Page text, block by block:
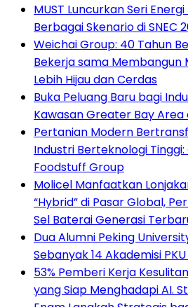
MUST Luncurkan Seri
Berbagai Skenario di SNEC
Weichai Group: 40 Tahun
Bekerja sama Membangun
Lebih Hijau dan Cerdas
Buka Peluang Baru bagi
Kawasan Greater Bay Area
Pertanian Modern
Industri Berteknologi
Foodstuff Group
Molicel Manfaatkan
“Hybrid” di Pasar Global,
Sel Baterai Generasi
Dua Alumni Peking
Sebanyak 14 Akademisi
53% Pemberi Kerja
yang Siap Menghadapi AI.